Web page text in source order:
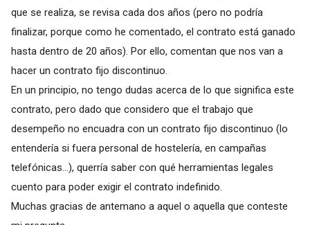
que se realiza, se revisa cada dos años (pero no podría
finalizar, porque como he comentado, el contrato está ganado
hasta dentro de 20 años). Por ello, comentan que nos van a
hacer un contrato fijo discontinuo.
En un principio, no tengo dudas acerca de lo que significa este
contrato, pero dado que considero que el trabajo que
desempeño no encuadra con un contrato fijo discontinuo (lo
entendería si fuera personal de hostelería, en campañas
telefónicas...), querría saber con qué herramientas legales
cuento para poder exigir el contrato indefinido.
Muchas gracias de antemano a aquel o aquella que conteste